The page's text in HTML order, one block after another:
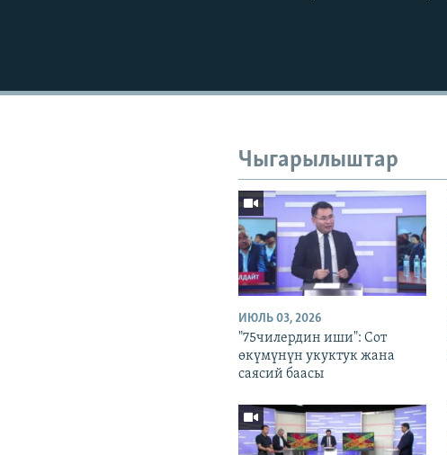
Чыгарылыштар
ИЮЛЬ 03, 2026
"75чилердин иши": Сот
өкүмүнүн укуктук жана
саясий баасы